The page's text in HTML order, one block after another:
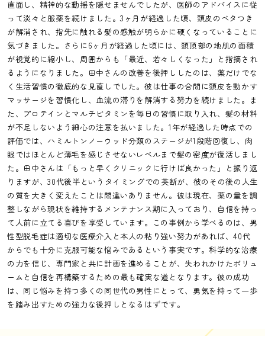
直面し、精神的な動揺を隠せませんでしたが、医師のアドバイスに従
って淡々と服薬を続けました。3ヶ月が経過した頃、頭皮のベタつき
が解消され、指先に触れる髪の感触が明らかに硬くなっていることに
気づきました。さらに6ヶ月が経過した頃には、頭頂部の地肌の面積
が視覚的に縮小し、周囲からも「最近、若々しくなった」と指摘され
るようになりました。田中さんの改善を後押ししたのは、薬だけでな
く生活習慣の徹底的な見直しでした。彼は仕事の合間に頭皮を動かす
マッサージを習慣化し、血流の滞りを解消する努力を続けました。ま
た、プロテインとマルチビタミンを毎日の習慣に取り入れ、髪の材料
が不足しないよう細心の注意を払いました。1年が経過した時点での
評価では、ハミルトンノーウッド分類のステージが1段階回復し、肉
眼ではほとんど薄毛を感じさせないレベルまで髪の密度が復活しまし
た。田中さんは「もっと早くクリニックに行けば良かった」と振り返
りますが、30代後半というタイミングでの英断が、彼のその後の人生
の質を大きく変えたことは間違いありません。彼は現在、薬の量を調
整しながら現状を維持するメンテナンス期に入っており、自信を持っ
て人前に立てる喜びを享受しています。この事例から学べるのは、男
性型脱毛症は適切な医療介入と本人の粘り強い努力があれば、40代
からでも十分に克服可能な悩みであるという事実です。科学的な治療
の力を信じ、専門家と共に計画を進めることが、失われかけたボリュ
ームと自信を再構築するための最も確実な道となります。彼の成功
は、同じ悩みを持つ多くの同世代の男性にとって、勇気を持って一歩
を踏み出すための強力な後押しとなるはずです。